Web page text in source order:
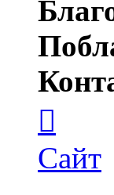
ISV
Сайт